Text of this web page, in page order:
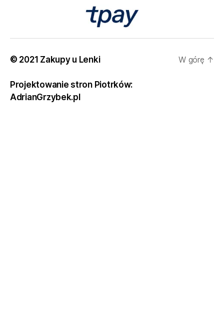
© 2021 Zakupy u Lenki
Projektowanie stron Piotrków:
AdrianGrzybek.pl
W górę ↑